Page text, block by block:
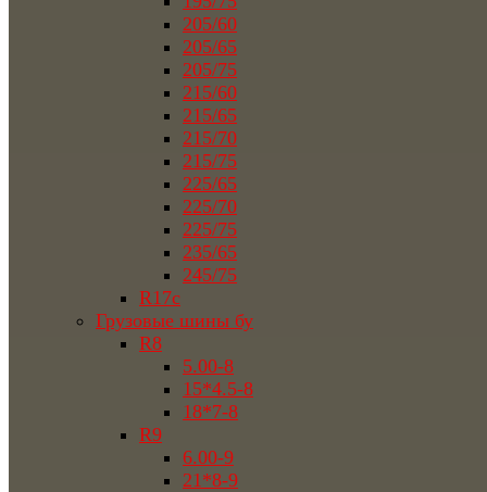
205/60
205/65
205/75
215/60
215/65
215/70
215/75
225/65
225/70
225/75
235/65
245/75
R17c
Грузовые шины бу
R8
5.00-8
15*4.5-8
18*7-8
R9
6.00-9
21*8-9